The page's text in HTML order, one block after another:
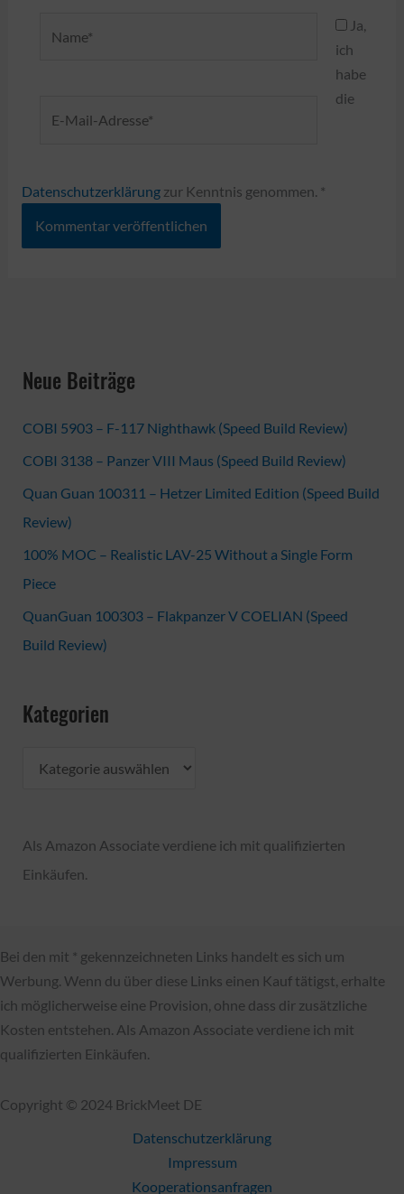
Ja,
ich
habe
die
Datenschutzerklärungzur Kenntnis genommen. *
Neue Beiträge
COBI 5903 – F-117 Nighthawk (Speed Build Review)
COBI 3138 – Panzer VIII Maus (Speed Build Review)
Quan Guan 100311 – Hetzer Limited Edition (Speed Build
Review)
100% MOC – Realistic LAV-25 Without a Single Form
Piece
QuanGuan 100303 – Flakpanzer V COELIAN (Speed
Build Review)
Kategorien
e
g
i
e
Als Amazon Associate verdiene ich mit qualifizierten
Einkäufen.
Bei den mit * gekennzeichneten Links handelt es sich um
Werbung. Wenn du über diese Links einen Kauf tätigst, erhalte
ich möglicherweise eine Provision, ohne dass dir zusätzliche
Kosten entstehen. Als Amazon Associate verdiene ich mit
qualifizierten Einkäufen.
Copyright © 2024 BrickMeet DE
Datenschutzerklärung
Impressum
Kooperationsanfragen